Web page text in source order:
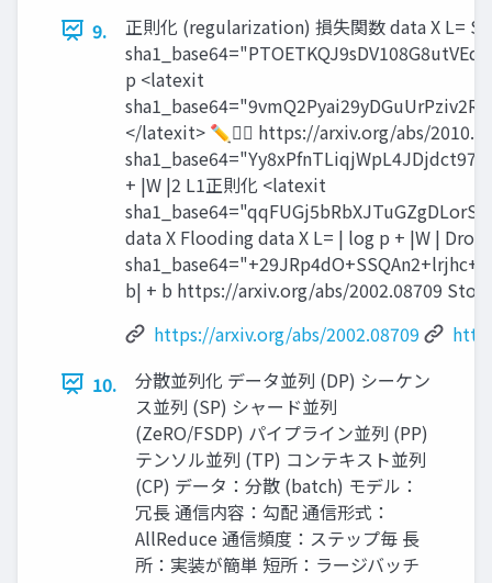
9.
正則化 (regularization) 損失関数 data X L=
p <latexit
</latexit> ✏⇢ https://arxiv.org/abs/
+ |W |2 L1正則化 <latexit
data X Flooding data X L= | log p + |W |
b| + b https://arxiv.org/abs/2002.08709
https://arxiv.org/abs/2002.08709
10.
分散並列化 データ並列 (DP) シーケン
ス並列 (SP) シャード並列
(ZeRO/FSDP) パイプライン並列 (PP)
テンソル並列 (TP) コンテキスト並列
(CP) データ：分散 (batch) モデル：
冗長 通信内容：勾配 通信形式：
AllReduce 通信頻度：ステップ毎 長
所：実装が簡単 短所：ラージバッチ